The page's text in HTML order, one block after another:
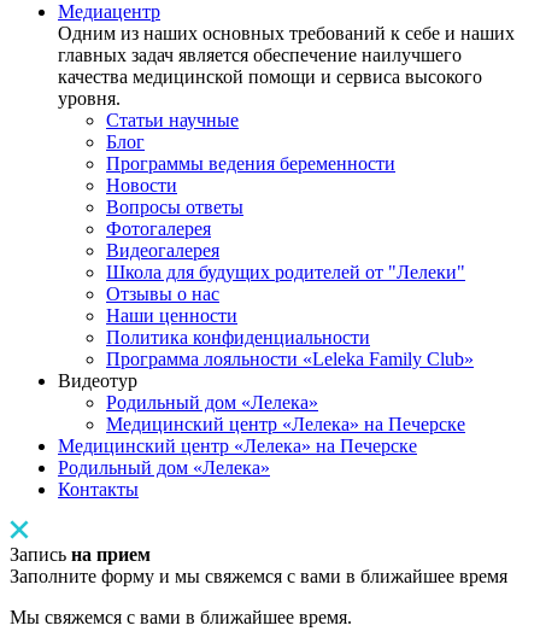
Медиацентр
Одним из наших основных требований к себе и наших
главных задач является обеспечение наилучшего
качества медицинской помощи и сервиса высокого
уровня.
Статьи научные
Блог
Программы ведения беременности
Новости
Вопросы ответы
Фотогалерея
Видеогалерея
Школа для будущих родителей от "Лелеки"
Отзывы о нас
Наши ценности
Политика конфиденциальности
Программа лояльности «Leleka Family Club»
Видеотур
Родильный дом «Лелека»
Медицинский центр «Лелека» на Печерске
Медицинский центр «Лелека» на Печерске
Родильный дом «Лелека»
Контакты
Запись на прием
Заполните форму и мы свяжемся с вами в ближайшее время
Мы свяжемся с вами в ближайшее время.